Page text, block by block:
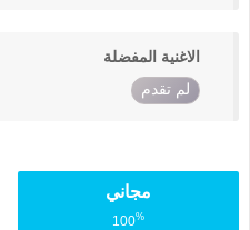
الاغنية المفضلة
لم تقدم
مجاني
100%